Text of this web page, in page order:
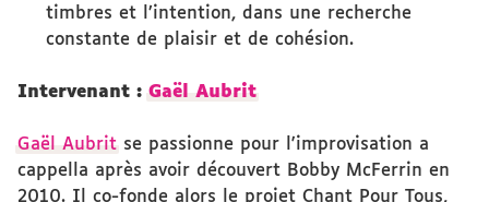
timbres et l’intention, dans une recherche
constante de plaisir et de cohésion.
Intervenant : Gaël Aubrit
Gaël Aubrit se passionne pour l'improvisation a
cappella après avoir découvert Bobby McFerrin en
2010. Il co-fonde alors le projet Chant Pour Tous,